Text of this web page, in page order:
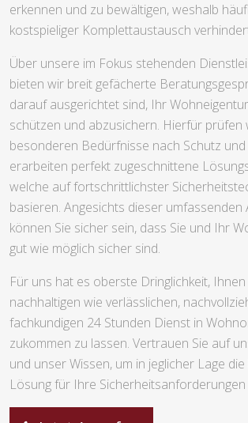
erkennen und zu bewältigen, weshalb
kostspieliger Komplettaustausch
Über unsere im Fokus stehenden
bieten wir breit gefächerte
darauf ausgerichtet sind, Ihr
schützen und abzusichern. Hierfür prüfen
besonderen Bedürfnisse nach Schutz
erarbeiten perfekt zugeschnittene
welche auf fortschrittlichster
basieren. Angesichts dieser umfassenden
können Sie sicher sein, dass Sie und Ihr
gut wie möglich sicher sind.
Für uns hat es oberste Dringlichkeit,
nachhaltigen wie verlässlichen,
fachkundigen 24 Stunden Dienst in
zukommen zu lassen. Vertrauen Sie auf
und unser Wissen, um in jeglicher Lage
Lösung für Ihre Sicherheitsanforderungen